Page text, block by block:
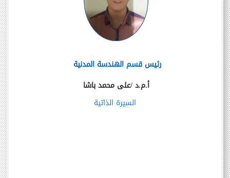
رئيس قسم الهندسة المدنية
أ.م.د /على محمد باشا
السيرة الذاتية